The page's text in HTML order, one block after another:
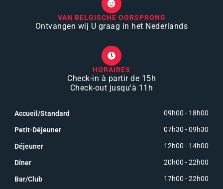
VAN BELGISCHE OORSPRONG
Ontvangen wij U graag in het Nederlands
HORAIRES
Check-in à partir de 15h
Check-out jusqu'à 11h
Accueil/Standard 09h00 - 18h00
Petit-Déjeuner 07h30 - 09h30
Déjeuner 12h00 - 14h00
Dîner 20h00 - 22h00
Bar/Club 17h00 - 22h00